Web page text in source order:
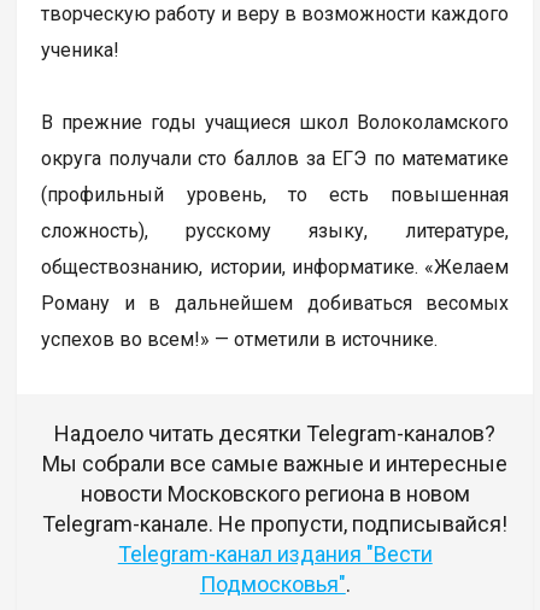
творческую работу и веру в возможности каждого
ученика!
В прежние годы учащиеся школ Волоколамского
округа получали сто баллов за ЕГЭ по математике
(профильный уровень, то есть повышенная
сложность), русскому языку, литературе,
обществознанию, истории, информатике. «Желаем
Роману и в дальнейшем добиваться весомых
успехов во всем!» — отметили в источнике.
Надоело читать десятки Telegram-каналов?
Мы собрали все самые важные и интересные
новости Московского региона в новом
Telegram-канале. Не пропусти, подписывайся!
Telegram-канал издания "Вести
Подмосковья".